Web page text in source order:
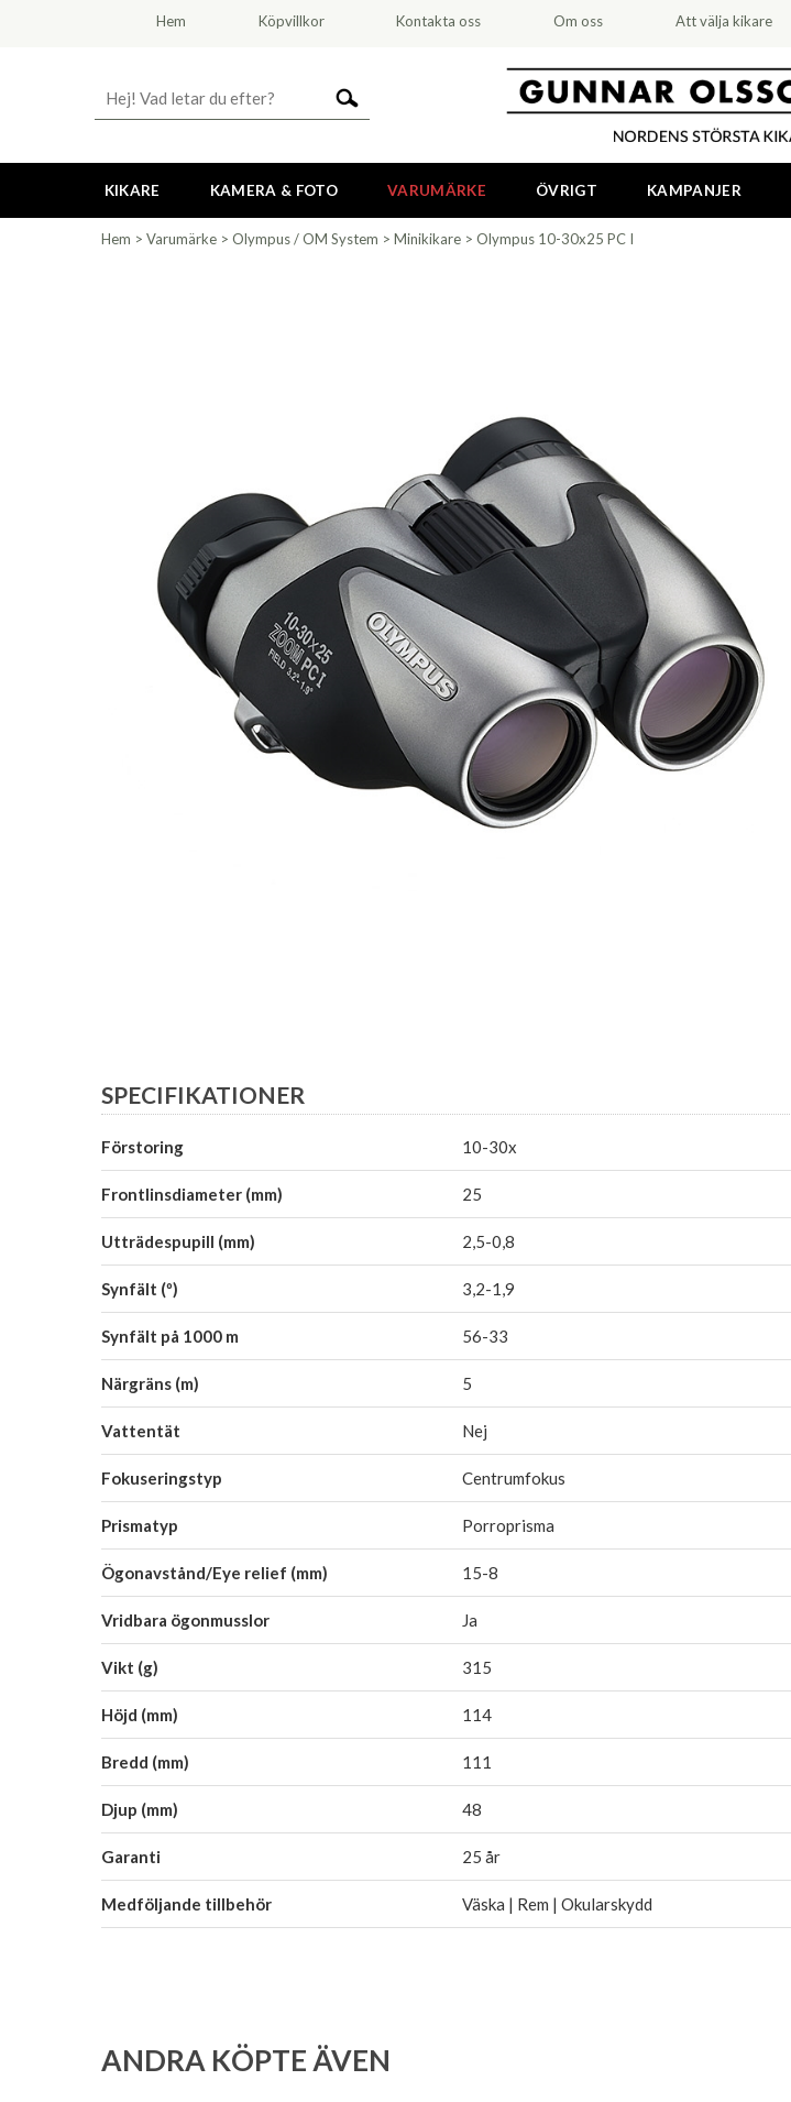
Hem Köpvillkor Kontakta oss Om oss Att välja kikare
KIKARE KAMERA & FOTO VARUMÄRKE ÖVRIGT KAMPANJER
Hem > Varumärke > Olympus / OM System > Minikikare > Olympus 10-30x25 PC I
SPECIFIKATIONER
Förstoring 10-30x
Frontlinsdiameter (mm) 25
Utträdespupill (mm) 2,5-0,8
Synfält (º) 3,2-1,9
Synfält på 1000 m 56-33
Närgräns (m) 5
Vattentät Nej
Fokuseringstyp Centrumfokus
Prismatyp Porroprisma
Ögonavstånd/Eye relief (mm) 15-8
Vridbara ögonmusslor Ja
Vikt (g) 315
Höjd (mm) 114
Bredd (mm) 111
Djup (mm) 48
Garanti 25 år
Medföljande tillbehör Väska | Rem | Okularskydd
ANDRA KÖPTE ÄVEN